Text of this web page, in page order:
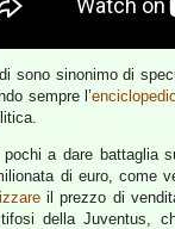
sono sinonimo di
sempre l’
a dare battaglia
di euro, come
il prezzo di
della Juventus,